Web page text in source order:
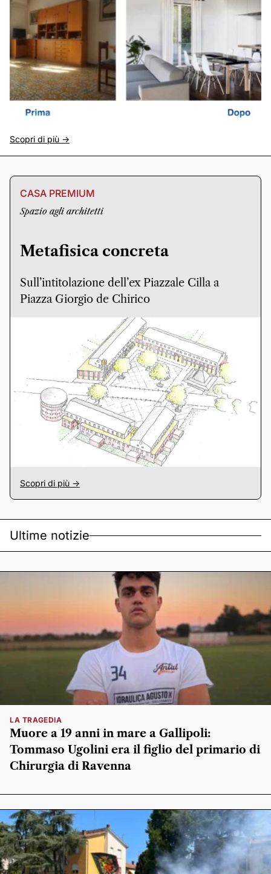
Scopri di più ->
CASA PREMIUM
Spazio agli architetti
Metafisica concreta
Sull’intitolazione dell’ex Piazzale Cilla a
Piazza Giorgio de Chirico
Scopri di più ->
Ultime notizie
LA TRAGEDIA
Muore a 19 anni in mare a Gallipoli:
Tommaso Ugolini era il figlio del primario di
Chirurgia di Ravenna